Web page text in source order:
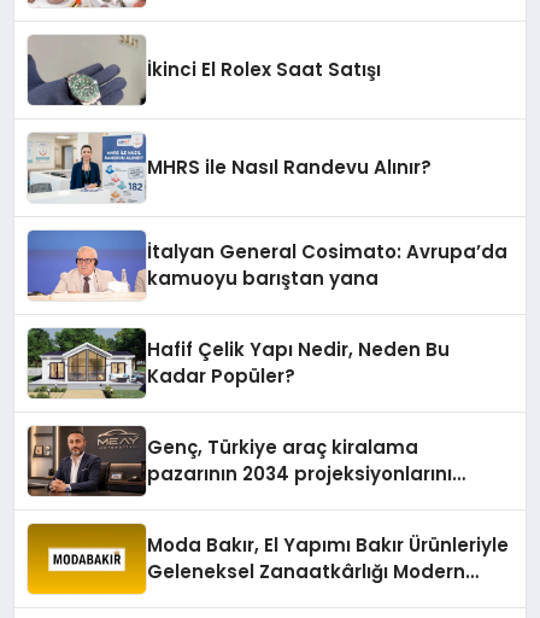
İkinci El Rolex Saat Satışı
MHRS ile Nasıl Randevu Alınır?
İtalyan General Cosimato: Avrupa’da
kamuoyu barıştan yana
Hafif Çelik Yapı Nedir, Neden Bu
Kadar Popüler?
Genç, Türkiye araç kiralama
pazarının 2034 projeksiyonlarını
Moda Bakır, El Yapımı Bakır Ürünleriyle
Geleneksel Zanaatkârlığı Modern